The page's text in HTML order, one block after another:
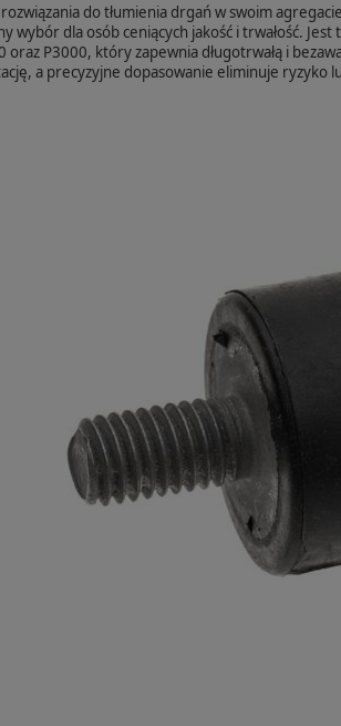
do tłumienia drgań w swoim
wybór dla osób ceniących jakość i trwałość.
oraz P3000, który zapewnia długotrwałą i
a precyzyjne dopasowanie eliminuje ryzyko